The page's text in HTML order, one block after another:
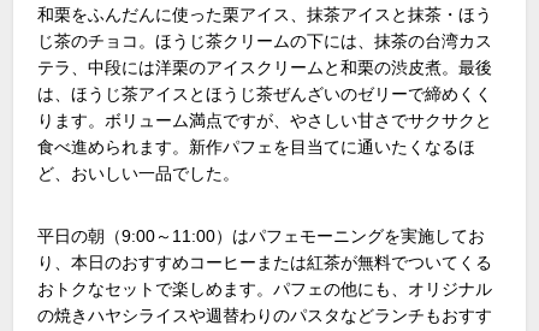
和栗をふんだんに使った栗アイス、抹茶アイスと抹茶・ほう
じ茶のチョコ。ほうじ茶クリームの下には、抹茶の台湾カス
テラ、中段には洋栗のアイスクリームと和栗の渋皮煮。最後
は、ほうじ茶アイスとほうじ茶ぜんざいのゼリーで締めくく
ります。ボリューム満点ですが、やさしい甘さでサクサクと
食べ進められます。新作パフェを目当てに通いたくなるほ
ど、おいしい一品でした。
平日の朝（9:00～11:00）はパフェモーニングを実施してお
り、本日のおすすめコーヒーまたは紅茶が無料でついてくる
おトクなセットで楽しめます。パフェの他にも、オリジナル
の焼きハヤシライスや週替わりのパスタなどランチもおすす